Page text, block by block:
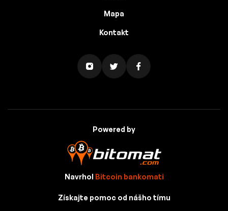
Mapa
Kontakt
Powered by
Navrhol Bitcoin bankomati
Získajte pomoc od nášho tímu